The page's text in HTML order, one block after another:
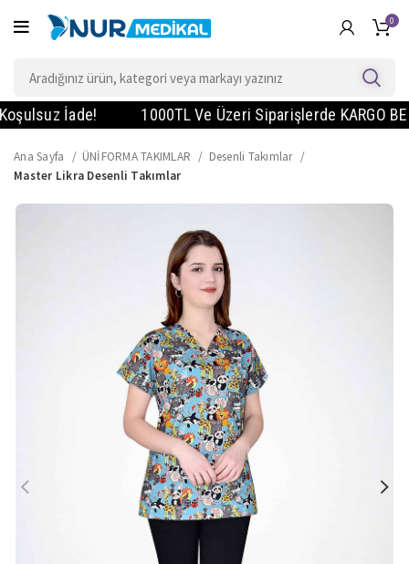
0
İade! 1000TL Ve Üzeri Siparişlerde KARGO
Ana Sayfa ÜNİFORMA TAKIMLAR
Desenli Takımlar
Master Likra Desenli Takımlar